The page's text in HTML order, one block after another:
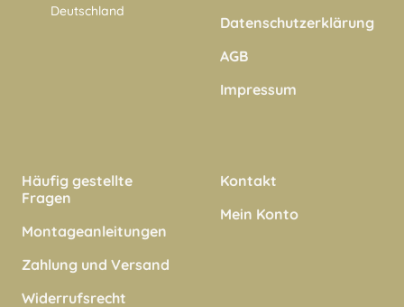
Deutschland
Datenschutzerklärung
AGB
Impressum
Häufig gestellte
Fragen
Montageanleitungen
Zahlung und Versand
Widerrufsrecht
Kontakt
Mein Konto